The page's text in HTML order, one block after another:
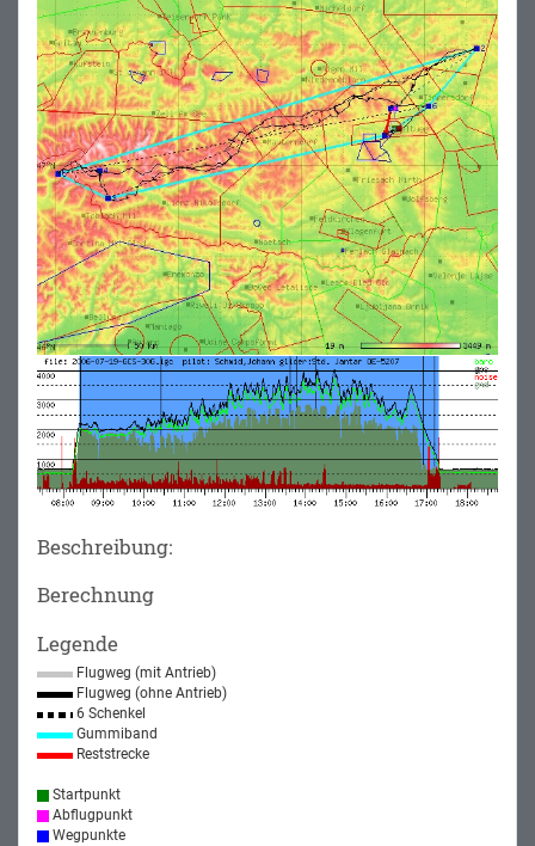
Beschreibung:
Berechnung
Legende
Flugweg (mit Antrieb)
Flugweg (ohne Antrieb)
6 Schenkel
Gummiband
Reststrecke
Startpunkt
Abflugpunkt
Wegpunkte